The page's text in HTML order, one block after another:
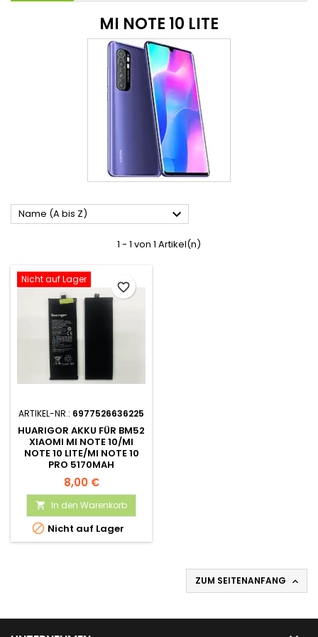
MI NOTE 10 LITE
Name (A bis Z) 
1 - 1 von 1 Artikel(n)
Nicht auf Lager
ARTIKEL-NR.: 6977526636225
HUARIGOR AKKU FÜR BM52
XIAOMI MI NOTE 10/MI
NOTE 10 LITE/MI NOTE 10
PRO 5170MAH
8,00 €
 In den Warenkorb
 Nicht auf Lager
favorite_border
ZUM SEITENANFANG 